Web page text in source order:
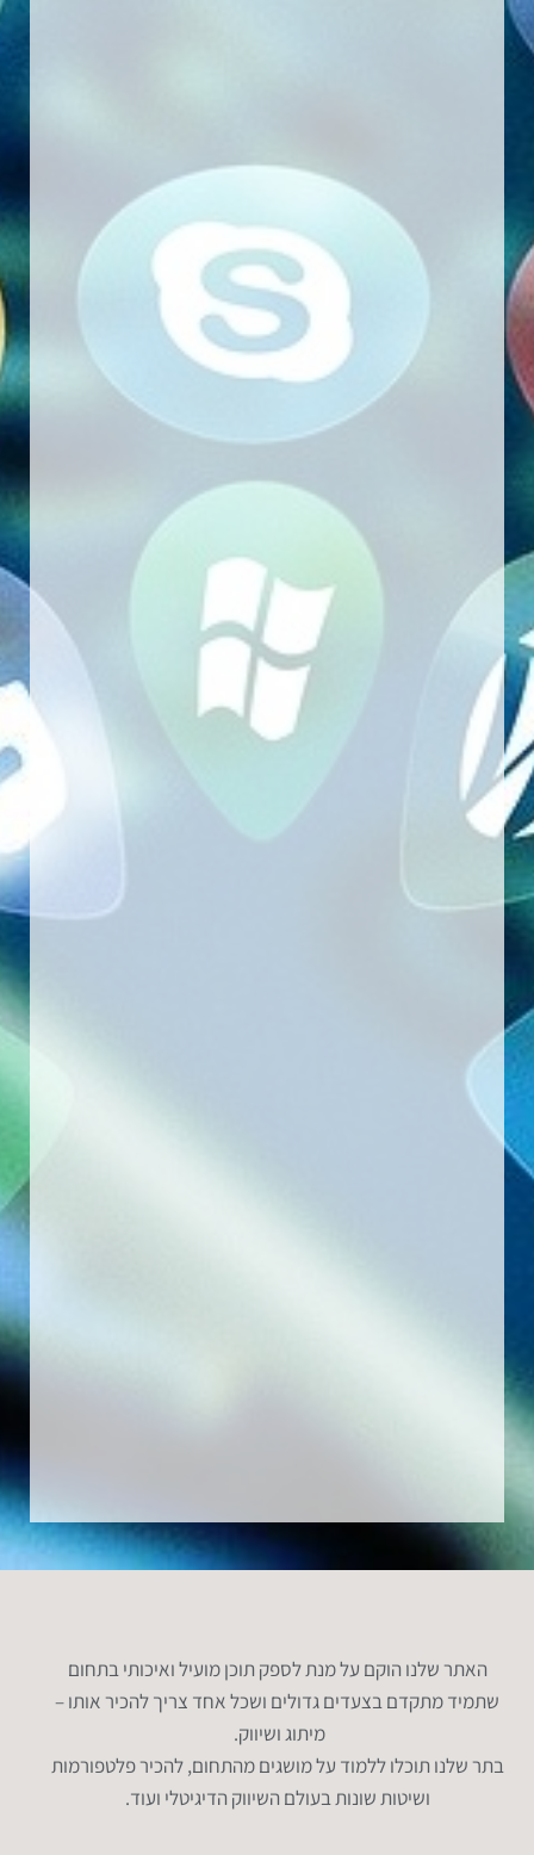
האתר שלנו הוקם על מנת לספק תוכן מועיל ואיכותי בתחום
שתמיד מתקדם בצעדים גדולים ושכל אחד צריך להכיר אותו –
מיתוג ושיווק.
בתר שלנו תוכלו ללמוד על מושגים מהתחום, להכיר פלטפורמות
ושיטות שונות בעולם השיווק הדיגיטלי ועוד.